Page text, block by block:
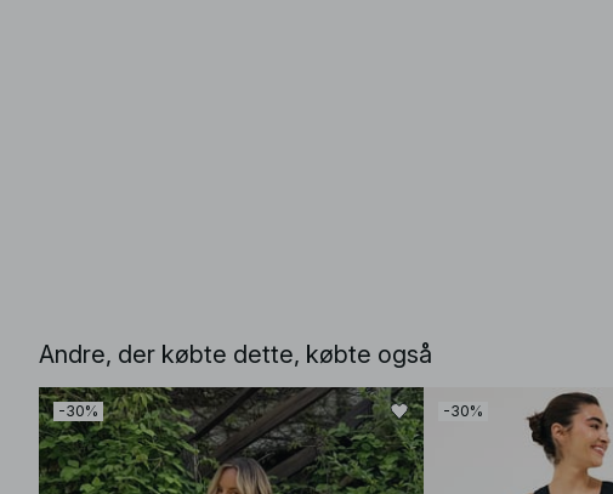
Andre, der købte dette, købte også
-30% -30%